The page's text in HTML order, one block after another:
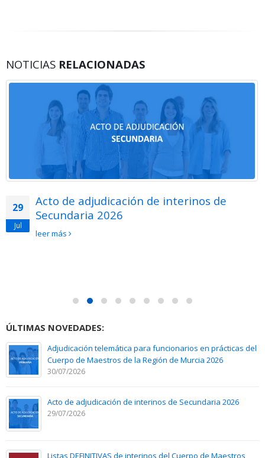
NOTICIAS RELACIONADAS
29
Jul
Acto de adjudicación de interinos de
Secundaria 2026
leer más
ÚLTIMAS NOVEDADES:
Adjudicación telemática para funcionarios en prácticas del
Cuerpo de Maestros de la Región de Murcia 2026
30/07/2026
Acto de adjudicación de interinos de Secundaria 2026
29/07/2026
Listas DEFINITIVAS de interinos del Cuerpo de Maestros